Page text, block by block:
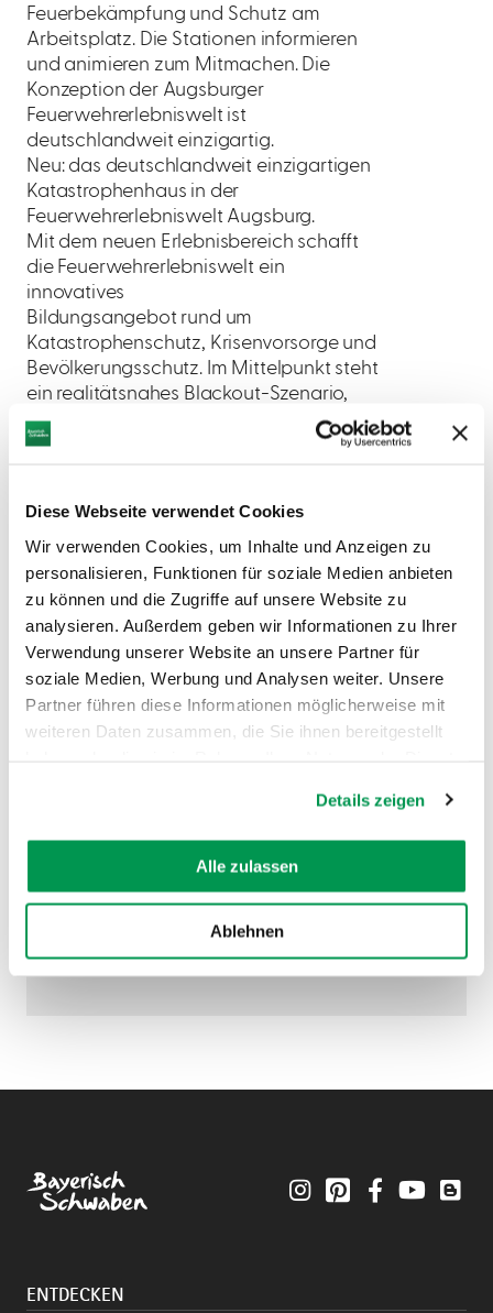
Diese Webseite verwendet Cookies
Wir verwenden Cookies, um Inhalte und Anzeigen zu
personalisieren, Funktionen für soziale Medien anbieten
zu können und die Zugriffe auf unsere Website zu
analysieren. Außerdem geben wir Informationen zu Ihrer
Verwendung unserer Website an unsere Partner für
soziale Medien, Werbung und Analysen weiter. Unsere
Partner führen diese Informationen möglicherweise mit
weiteren Daten zusammen, die Sie ihnen bereitgestellt
Details zeigen
Alle zulassen
Ablehnen
Feuerbekämpfung und Schutz am
Arbeitsplatz. Die Stationen informieren
und animieren zum Mitmachen. Die
Konzeption der Augsburger
Feuerwehrerlebniswelt ist
deutschlandweit einzigartig.
Neu: das deutschlandweit einzigartigen
Katastrophenhaus in der
Feuerwehrerlebniswelt Augsburg.
Mit dem neuen Erlebnisbereich schafft
die Feuerwehrerlebniswelt ein
innovatives
Bildungsangebot rund um
Katastrophenschutz, Krisenvorsorge und
Bevölkerungsschutz. Im Mittelpunkt steht
ein realitätsnahes Blackout-Szenario,
das Besucherinnen und Besuchern
vermittelt, wie sie sich auf
handeln können.
AUF DER KARTE ANZEIGEN
InstagramPinterestFacebookYouTube
ENTDECKEN